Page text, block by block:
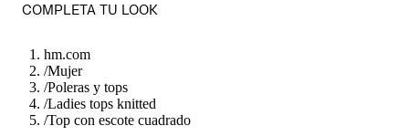
COMPLETA TU LOOK
hm.com
/Mujer
/Poleras y tops
/Ladies tops knitted
/Top con escote cuadrado